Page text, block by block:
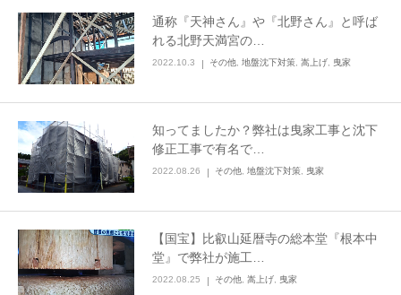
通称『天神さん』や『北野さん』と呼ば
れる北野天満宮の…
2022.10.3 その他 地盤沈下対策 嵩上げ 曳家
知ってましたか？弊社は曳家工事と沈下
修正工事で有名で…
2022.08.26 その他 地盤沈下対策 曳家
【国宝】比叡山延暦寺の総本堂『根本中
堂』で弊社が施工…
2022.08.25 その他 嵩上げ 曳家